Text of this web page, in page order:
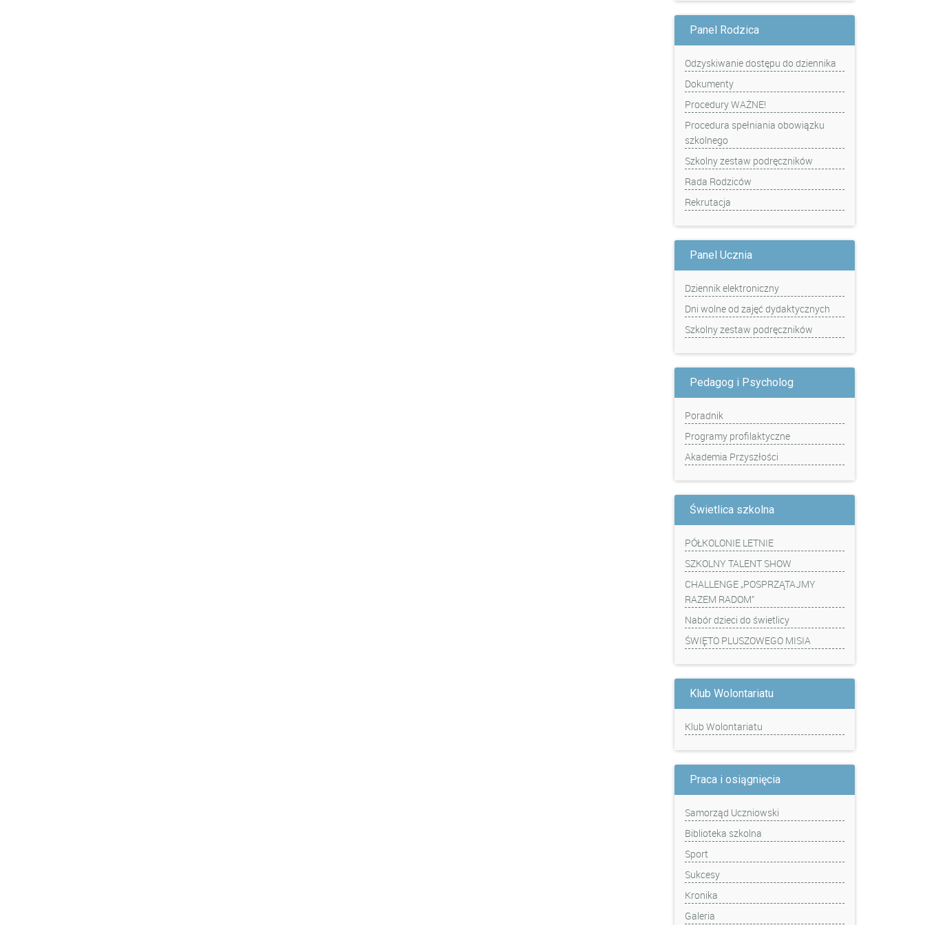
Panel Rodzica
Odzyskiwanie dostępu do dziennika
Dokumenty
Procedury WAŻNE!
Procedura spełniania obowiązku
szkolnego
Szkolny zestaw podręczników
Rada Rodziców
Rekrutacja
Panel Ucznia
Dziennik elektroniczny
Dni wolne od zajęć dydaktycznych
Szkolny zestaw podręczników
Pedagog i Psycholog
Poradnik
Programy profilaktyczne
Akademia Przyszłości
Świetlica szkolna
PÓŁKOLONIE LETNIE
SZKOLNY TALENT SHOW
CHALLENGE „POSPRZĄTAJMY
RAZEM RADOM”
Nabór dzieci do świetlicy
ŚWIĘTO PLUSZOWEGO MISIA
Klub Wolontariatu
Klub Wolontariatu
Praca i osiągnięcia
Samorząd Uczniowski
Biblioteka szkolna
Sport
Sukcesy
Kronika
Galeria